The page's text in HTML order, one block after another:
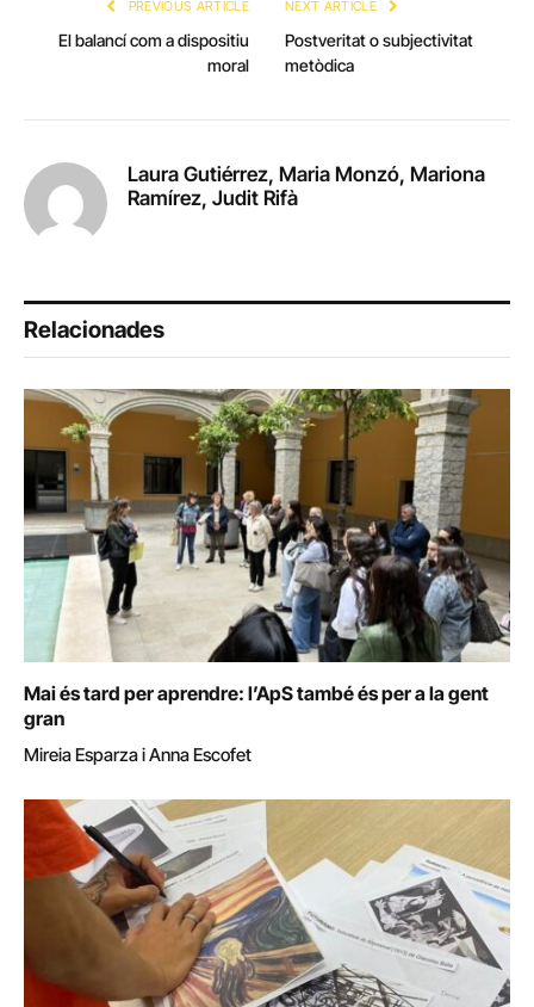
PREVIOUS ARTICLE
El balancí com a dispositiu
moral
NEXT ARTICLE
Postveritat o subjectivitat
metòdica
Laura Gutiérrez, Maria Monzó, Mariona
Ramírez, Judit Rifà
Relacionades
Mai és tard per aprendre: l’ApS també és per a la gent
gran
Mireia Esparza i Anna Escofet